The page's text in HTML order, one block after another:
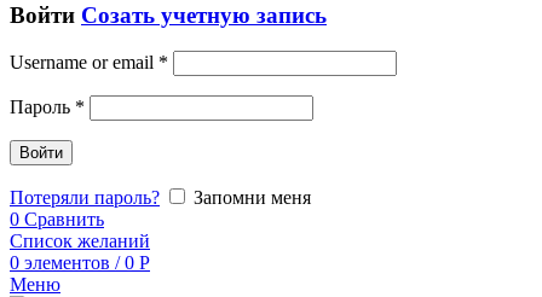
Войти Созать учетную запись
Username or email *
Пароль *
Войти
Потеряли пароль?
Запомни меня
0 Сравнить
Список желаний
0 элементов / 0 Р
Меню